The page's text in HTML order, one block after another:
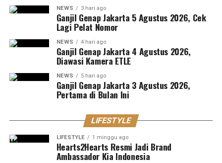
NEWS 3 hari ago
Ganjil Genap Jakarta 5 Agustus 2026, Cek
Lagi Pelat Nomor
NEWS 4 hari ago
Ganjil Genap Jakarta 4 Agustus 2026,
Diawasi Kamera ETLE
NEWS 5 hari ago
Ganjil Genap Jakarta 3 Agustus 2026,
Pertama di Bulan Ini
LIFESTYLE
LIFESTYLE 1 minggu ago
Hearts2Hearts Resmi Jadi Brand
Ambassador Kia Indonesia